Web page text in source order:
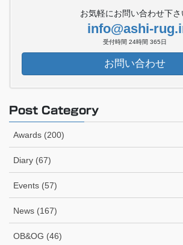
お気軽にお問い合わせ下さ
info@ashi-
受付時間 24時間 365日
お問い合わせ
Post Category
Awards (200)
Diary (67)
Events (57)
News (167)
OB&OG (46)